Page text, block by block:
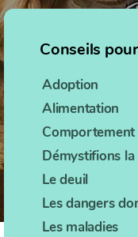
Conseils
Adoption
Alimentation
Comportement
Démystifions
Le deuil
Les dangers
Les maladies